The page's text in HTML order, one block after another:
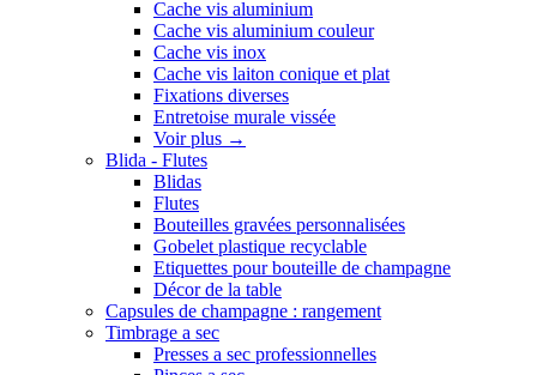
Cache vis aluminium
Cache vis aluminium couleur
Cache vis inox
Cache vis laiton conique et plat
Fixations diverses
Entretoise murale vissée
Voir plus →
Blida - Flutes
Blidas
Flutes
Bouteilles gravées personnalisées
Gobelet plastique recyclable
Etiquettes pour bouteille de champagne
Décor de la table
Capsules de champagne : rangement
Timbrage a sec
Presses a sec professionnelles